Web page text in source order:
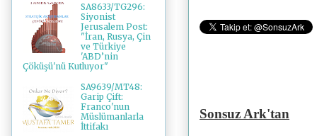
Sonsuz Ark'tan
SA8633/TG296:
Siyonist
Jerusalem Post:
"İran, Rusya, Çin
ve Türkiye
'ABD’nin
Çöküşü'nü Kutluyor"
SA9639/MT48:
Garip Çift:
Franco'nun
Müslümanlarla
İttifakı